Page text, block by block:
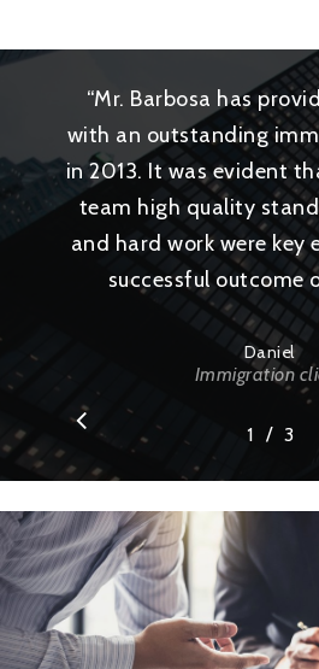
“Mr. Barbosa has
with an outstanding
in 2013. It was evident
team high quality
and hard work were key
successful outcome
Daniel
Immigration
1 2 3
/ 3